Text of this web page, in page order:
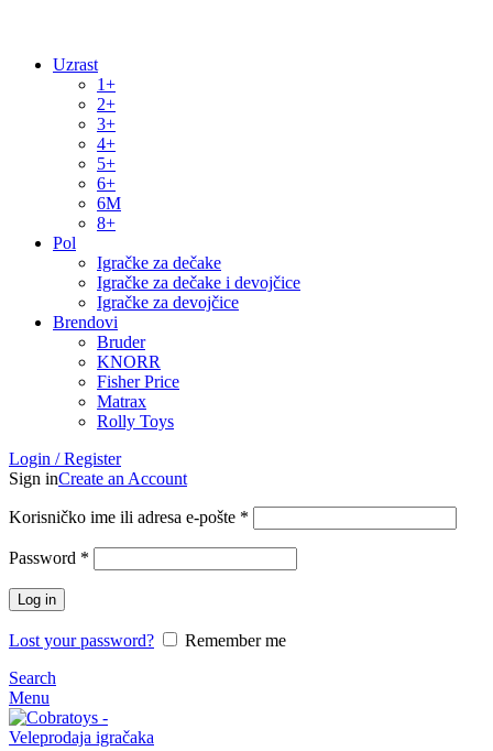
Uzrast
1+
2+
3+
4+
5+
6+
6M
8+
Pol
Igračke za dečake
Igračke za dečake i devojčice
Igračke za devojčice
Brendovi
Bruder
KNORR
Fisher Price
Matrax
Rolly Toys
Login / Register
Sign inCreate an Account
Korisničko ime ili adresa e-pošte *
Password *
Log in
Lost your password?
Remember me
Search
Menu